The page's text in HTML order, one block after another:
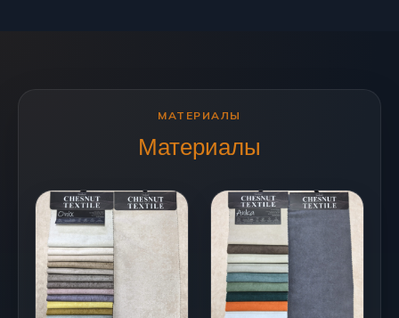
МАТЕРИАЛЫ
Материалы